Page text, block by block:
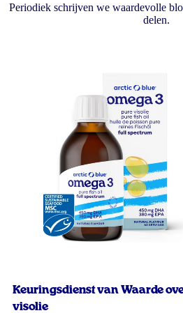
Periodiek schrijven we waardevolle
delen.
Keuringsdienst van Waarde
visolie